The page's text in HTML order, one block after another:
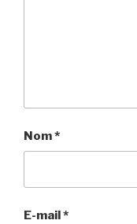
Nom*
E-mail*